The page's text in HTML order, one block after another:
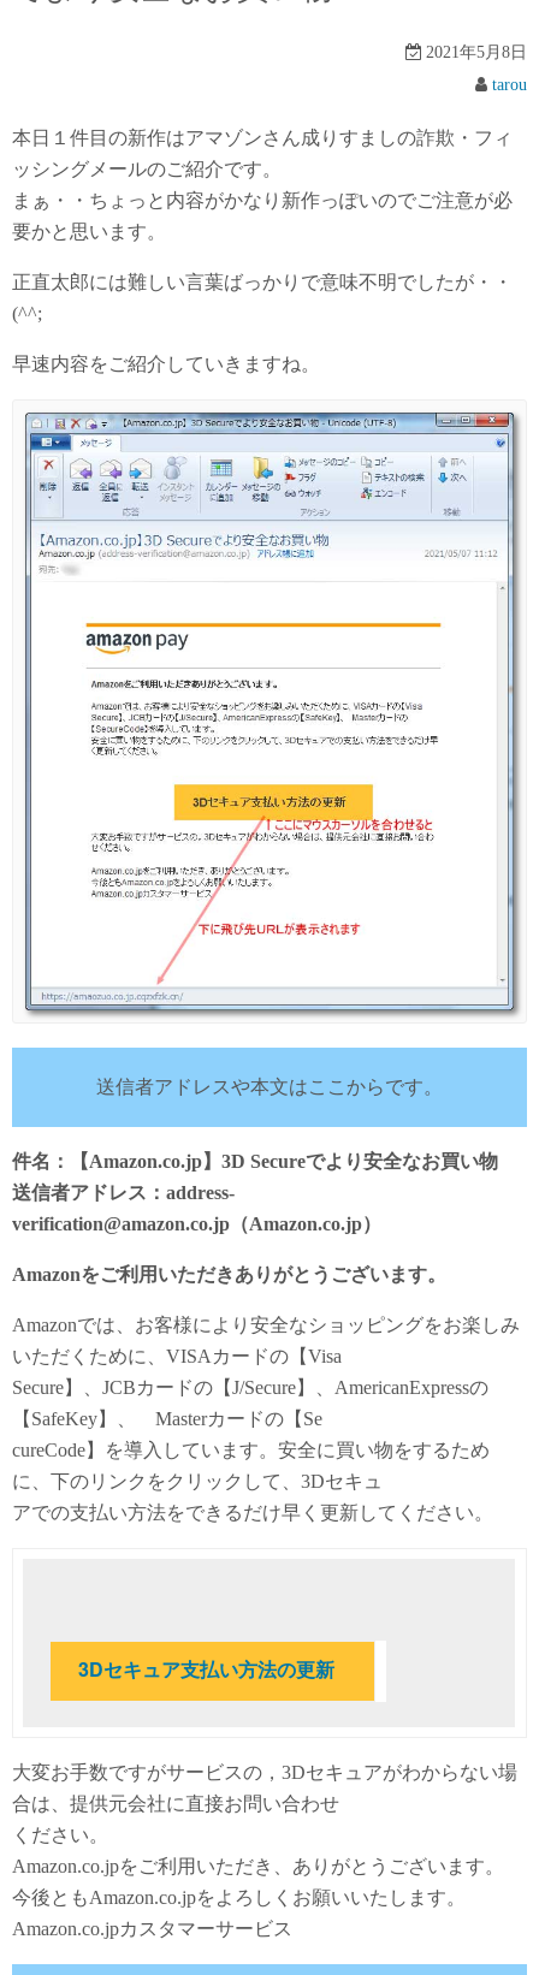
2021年5月8日
tarou
本日１件目の新作はアマゾンさん成りすましの詐欺・フィ
ッシングメールのご紹介です。
まぁ・・ちょっと内容がかなり新作っぽいのでご注意が必
要かと思います。
正直太郎には難しい言葉ばっかりで意味不明でしたが・・
(^^;
早速内容をご紹介していきますね。
送信者アドレスや本文はここからです。
件名：【Amazon.co.jp】3D Secureでより安全なお買い物
送信者アドレス：address-
verification@amazon.co.jp（Amazon.co.jp）
Amazonをご利用いただきありがとうございます。
Amazonでは、お客様により安全なショッピングをお楽しみ
いただくために、VISAカードの【Visa
Secure】、JCBカードの【J/Secure】、AmericanExpressの
【SafeKey】、 Masterカードの【Se
cureCode】を導入しています。安全に買い物をするため
に、下のリンクをクリックして、3Dセキュ
アでの支払い方法をできるだけ早く更新してください。
3Dセキュア支払い方法の更新
大変お手数ですがサービスの，3Dセキュアがわからない場
合は、提供元会社に直接お問い合わせ
ください。
Amazon.co.jpをご利用いただき、ありがとうございます。
今後ともAmazon.co.jpをよろしくお願いいたします。
Amazon.co.jpカスタマーサービス